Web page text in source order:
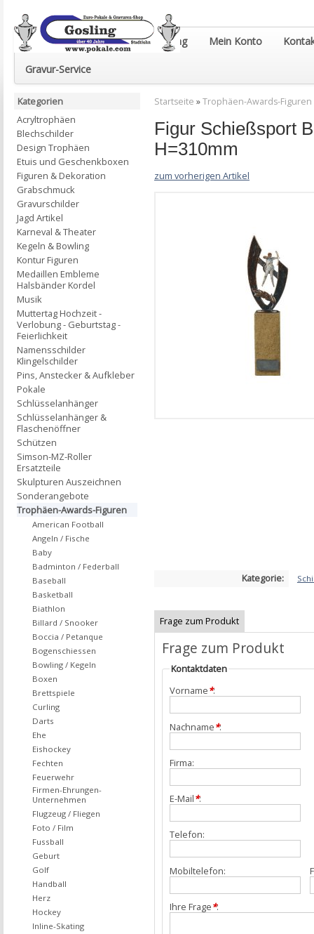
Euro-Pokale & Gravur-Shop Gosling Mein Konto
Gravur-Service
Startseite »Trophäen-Awards-Figuren
Figur Schießsport
H=310mm
zum vorherigen Artikel
Kategorie:
Frage zum Produkt
Frage zum Produkt
Kontaktdaten
Vorname*:
Nachname*:
Firma:
E-Mail*:
Telefon:
Mobiltelefon:
Ihre Frage*:
Kategorien
Acryltrophäen
Blechschilder
Design Trophäen
Etuis und Geschenkboxen
Figuren & Dekoration
Grabschmuck
Gravurschilder
Jagd Artikel
Karneval & Theater
Kegeln & Bowling
Kontur Figuren
Medaillen Embleme
Halsbänder Kordel
Musik
Muttertag Hochzeit -
Verlobung - Geburtstag -
Feierlichkeit
Namensschilder
Klingelschilder
Pins, Anstecker & Aufkleber
Pokale
Schlüsselanhänger
Schlüsselanhänger &
Flaschenöffner
Schützen
Simson-MZ-Roller
Ersatzteile
Skulpturen Auszeichnen
Sonderangebote
Trophäen-Awards-Figuren
American Football
Angeln / Fische
Baby
Badminton / Federball
Baseball
Basketball
Biathlon
Billard / Snooker
Boccia / Petanque
Bogenschiessen
Bowling / Kegeln
Boxen
Brettspiele
Curling
Darts
Ehe
Eishockey
Fechten
Feuerwehr
Firmen-Ehrungen-
Unternehmen
Flugzeug / Fliegen
Foto / Film
Fussball
Geburt
Golf
Handball
Herz
Hockey
Inline-Skating